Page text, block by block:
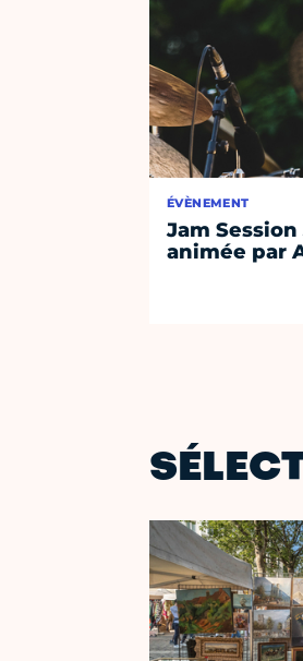
ÉVÈNEMENT
Jam Session
animée par